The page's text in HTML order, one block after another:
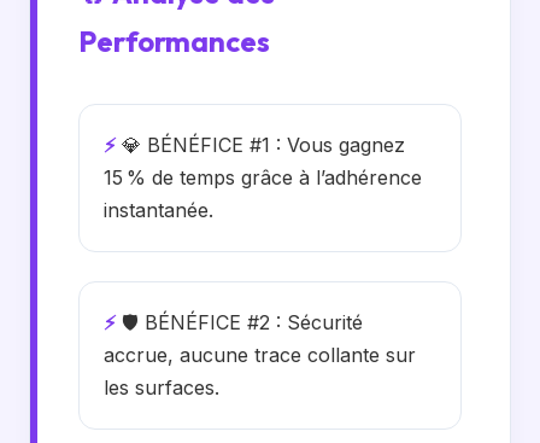
Performances
⚡💎 BÉNÉFICE #1 : Vous gagnez
15 % de temps grâce à l’adhérence
instantanée.
⚡🛡️ BÉNÉFICE #2 : Sécurité
accrue, aucune trace collante sur
les surfaces.